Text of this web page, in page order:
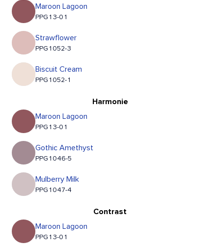
Maroon Lagoon
PPG13-01
Strawflower
PPG1052-3
Biscuit Cream
PPG1052-1
Harmonie
Maroon Lagoon
PPG13-01
Gothic Amethyst
PPG1046-5
Mulberry Milk
PPG1047-4
Contrast
Maroon Lagoon
PPG13-01